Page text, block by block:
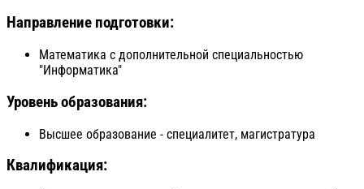
Направление подготовки:
Математика с дополнительной специальностью
"Информатика"
Уровень образования:
Высшее образование - специалитет, магистратура
Квалификация: